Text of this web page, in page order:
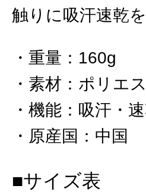
触りに吸汗速乾
重量 ： 160g
素材 ： ポリエ
機能 ： 吸汗・
原産国 ： 中国
■サイズ表